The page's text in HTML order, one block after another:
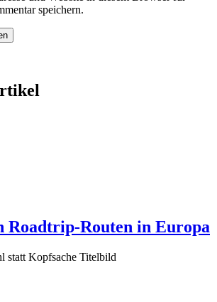
speichern.
Roadtrip-Routen in Europa